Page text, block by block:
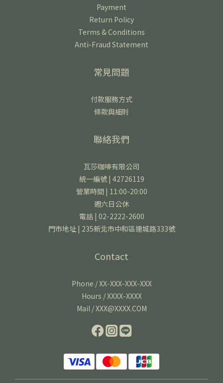
Payment
Return Policy
Terms & Conditions
Anti-Fraud Statement
常見問題
付款服務方式
條款與細則
聯絡我們
瓦莎咖啡有限公司
統一編號 | 42726119
營業時間 | 11:00-20:00
週六日公休
電話 | 02-2222-2600
門市地址 | 235新北市中和區連城路333號
Contact
Phone / XX-XXX-XXX-XXX
Hours / XXXX-XXXX
Mail / XXX@XXXX.COM